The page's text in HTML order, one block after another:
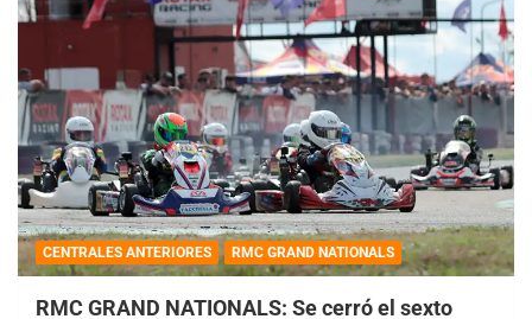
CENTRALES ANTERIORES RMC GRAND NATIONALS
RMC GRAND NATIONALS: Se cerró el sexto